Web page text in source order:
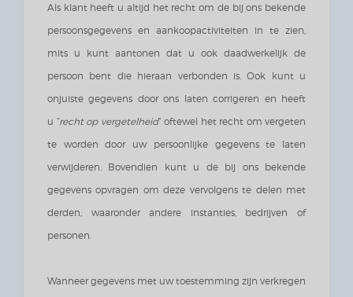
Als klant heeft u altijd het recht om de bij ons bekende
persoonsgegevens en aankoopactiviteiten in te zien,
mits u kunt aantonen dat u ook daadwerkelijk de
persoon bent die hieraan verbonden is. Ook kunt u
onjuiste gegevens door ons laten corrigeren en heeft
u “recht op vergetelheid” oftewel het recht om vergeten
te worden door uw persoonlijke gegevens te laten
verwijderen. Bovendien kunt u de bij ons bekende
gegevens opvragen om deze vervolgens te delen met
derden, waaronder andere instanties, bedrijven of
personen.
Wanneer gegevens met uw toestemming zijn verkregen